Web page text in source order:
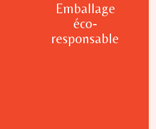
Emballage
éco-
responsable